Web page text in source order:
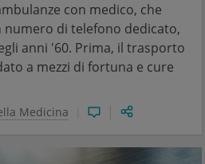
con medico, che
numero di telefono dedicato,
anni '60. Prima, il trasporto
a mezzi di fortuna e cure
Medicina